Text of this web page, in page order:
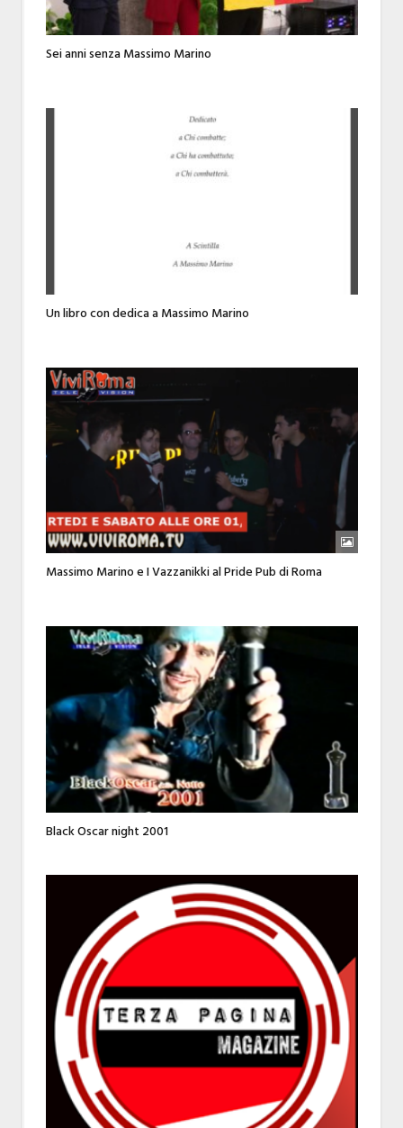
Sei anni senza Massimo Marino
Un libro con dedica a Massimo Marino
Massimo Marino e I Vazzanikki al Pride Pub di Roma
Black Oscar night 2001